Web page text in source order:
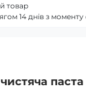
товар
14 днів з